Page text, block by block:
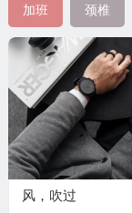
加班 颈椎
风，吹过